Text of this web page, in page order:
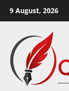
9 August, 2026